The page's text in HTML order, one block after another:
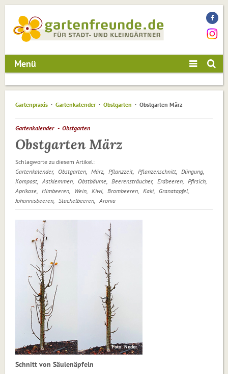
Menü
Gartenpraxis Gartenkalender Obstgarten Obstgarten März
Gartenkalender Obstgarten
Obstgarten März
Schlagworte zu diesem Artikel:
Gartenkalender
Obstgarten März Pflanzzeit Pflanzenschnitt
Düngung
Kompost
Astklemmen Obstbäume Beerensträucher Erdbeeren
Pfirsich
Aprikose
Himbeeren Wein Kiwi Brombeeren Kaki
Granatapfel
Johannisbeeren
Stachelbeeren Aronia
Foto: Neder
Schnitt von Säulenäpfeln